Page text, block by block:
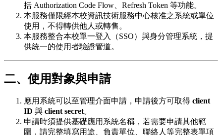
括 Authorization Code Flow、Refresh Token 等功能。
本服務僅限經本校資訊技術服務中心核准之系統或單位
使用，不得轉供他人或轉售。
本服務整合本校單一登入（SSO）與身分管理系統，提
供統一的使用者驗證管道。
二、使用對象與申請
應用系統可以至管理介面申請，申請後方可取得 client
ID 與 client secret。
申請時須提供基礎應用系統名稱，若需要申請其他範
圍，請完整填寫用途、負責單位、聯絡人等完整表單項